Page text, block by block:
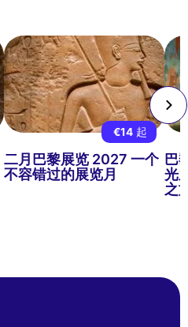
€14 起
二月巴黎展览 2027 一个
不容错过的展览月
巴
光
之